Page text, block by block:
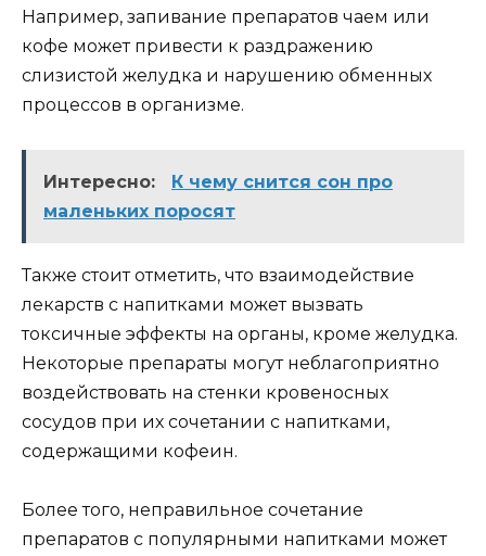
Например, запивание препаратов чаем или
кофе может привести к раздражению
слизистой желудка и нарушению обменных
процессов в организме.
Интересно:
К чему снится сон про
маленьких поросят
Также стоит отметить, что взаимодействие
лекарств с напитками может вызвать
токсичные эффекты на органы, кроме желудка.
Некоторые препараты могут неблагоприятно
воздействовать на стенки кровеносных
сосудов при их сочетании с напитками,
содержащими кофеин.
Более того, неправильное сочетание
препаратов с популярными напитками может